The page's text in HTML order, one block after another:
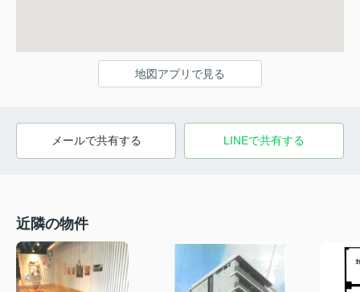
地図アプリで見る
メールで共有する LINEで共有する
近隣の物件